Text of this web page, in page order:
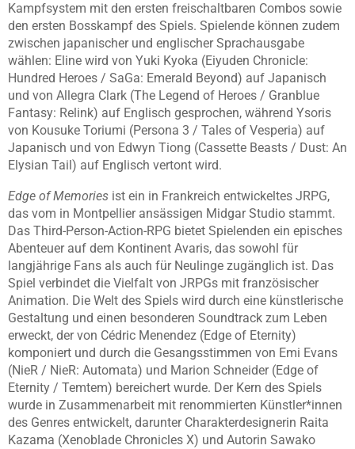
Kampfsystem mit den ersten freischaltbaren Combos sowie
den ersten Bosskampf des Spiels. Spielende können zudem
zwischen japanischer und englischer Sprachausgabe
wählen: Eline wird von Yuki Kyoka (Eiyuden Chronicle:
Hundred Heroes / SaGa: Emerald Beyond) auf Japanisch
und von Allegra Clark (The Legend of Heroes / Granblue
Fantasy: Relink) auf Englisch gesprochen, während Ysoris
von Kousuke Toriumi (Persona 3 / Tales of Vesperia) auf
Japanisch und von Edwyn Tiong (Cassette Beasts / Dust: An
Elysian Tail) auf Englisch vertont wird.
Edge of Memories ist ein in Frankreich entwickeltes JRPG,
das vom in Montpellier ansässigen Midgar Studio stammt.
Das Third-Person-Action-RPG bietet Spielenden ein episches
Abenteuer auf dem Kontinent Avaris, das sowohl für
langjährige Fans als auch für Neulinge zugänglich ist. Das
Spiel verbindet die Vielfalt von JRPGs mit französischer
Animation. Die Welt des Spiels wird durch eine künstlerische
Gestaltung und einen besonderen Soundtrack zum Leben
erweckt, der von Cédric Menendez (Edge of Eternity)
komponiert und durch die Gesangsstimmen von Emi Evans
(NieR / NieR: Automata) und Marion Schneider (Edge of
Eternity / Temtem) bereichert wurde. Der Kern des Spiels
wurde in Zusammenarbeit mit renommierten Künstler*innen
des Genres entwickelt, darunter Charakterdesignerin Raita
Kazama (Xenoblade Chronicles X) und Autorin Sawako